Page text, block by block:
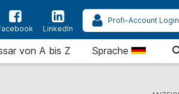
LinkedIn
Profi-Account Login
von A bis Z Sprache